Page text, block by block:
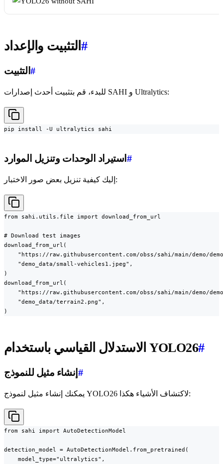
التثبيت والإعداد #
التثبيت#
للبدء، قم بتثبيت أحدث إصدارات SAHI و Ultralytics:
pip install -U ultralytics sahi
استيراد الوحدات وتنزيل الموارد #
إليك كيفية تنزيل بعض صور الاختبار:
from sahi.utils.file import download_from_url
# Download test images
download_from_url(
"https://raw.githubusercontent.com/obss/sahi/main/demo/
    "demo_data/small-vehicles1.jpeg",
)
download_from_url(
"https://raw.githubusercontent.com/obss/sahi/main/demo/
    "demo_data/terrain2.png",
)
الاستدلال القياسي باستخدام YOLO26#
إنشاء مثيل للنموذج #
يمكنك إنشاء مثيل لنموذج YOLO26 لاكتشاف الأشياء هكذا:
from sahi import AutoDetectionModel
detection_model = AutoDetectionModel.from_pretrained(
    model_type="ultralytics",